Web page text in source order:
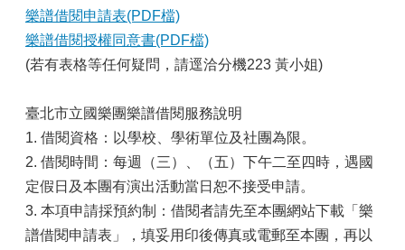
樂譜借閱申請表(PDF檔)
樂譜借閱授權同意書(PDF檔)
(若有表格等任何疑問，請逕洽分機223 黃小姐)
臺北市立國樂團樂譜借閱服務說明
1. 借閱資格：以學校、學術單位及社團為限。
2. 借閱時間：每週（三）、（五）下午二至四時，遇國
定假日及本團有演出活動當日恕不接受申請。
3. 本項申請採預約制：借閱者請先至本團網站下載「樂
譜借閱申請表」，填妥用印後傳真或電郵至本團，再以